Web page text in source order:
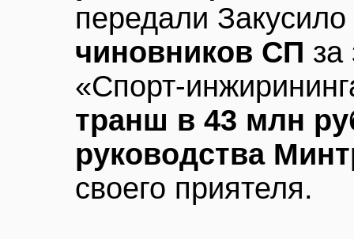
передали Закусило
чиновников СП за
«Спорт-
транш в 43 млн
руководства
своего приятеля.